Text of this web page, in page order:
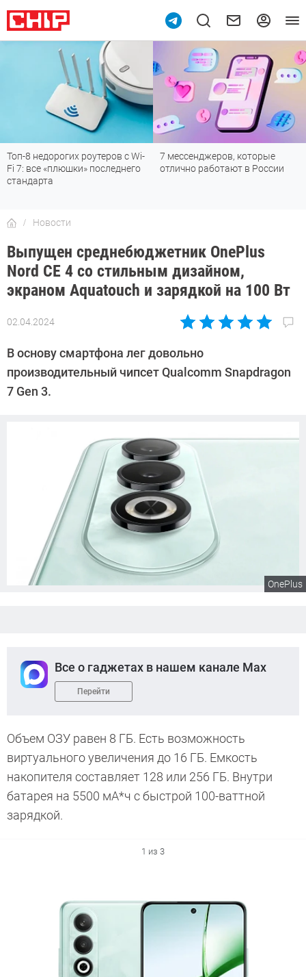
Топ-8 недорогих роутеров с Wi-
Fi 7: все «плюшки» последнего
стандарта
7 мессенджеров, которые
отлично работают в России
Новости
Выпущен среднебюджетник OnePlus
Nord CE 4 со стильным дизайном,
экраном Aquatouch и зарядкой на 100 Вт
02.04.2024
Автор:
В основу смартфона лег довольно
производительный чипсет Qualcomm Snapdragon
7 Gen 3.
OnePlus
Все о гаджетах в нашем канале Max
Перейти
Объем ОЗУ равен 8 ГБ. Есть возможность
виртуального увеличения до 16 ГБ. Емкость
накопителя составляет 128 или 256 ГБ. Внутри
батарея на 5500 мА*ч с быстрой 100-ваттной
зарядкой.
1 из 3